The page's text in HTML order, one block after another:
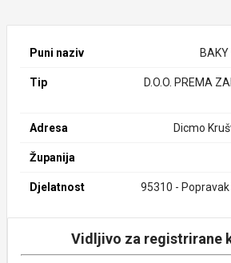
Puni naziv
Tip
D.O.O. PREMA
Adresa Dicmo
Županija
Djelatnost
95310 -
Vidljivo za registrirane